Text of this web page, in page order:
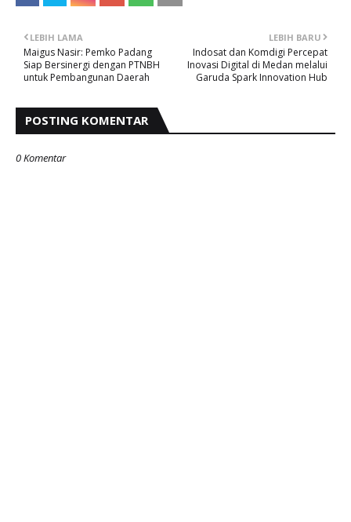
LEBIH BARU
Indosat dan Komdigi Percepat
Inovasi Digital di Medan melalui
Garuda Spark Innovation Hub
LEBIH LAMA
Maigus Nasir: Pemko Padang
Siap Bersinergi dengan PTNBH
untuk Pembangunan Daerah
POSTING KOMENTAR
0 Komentar